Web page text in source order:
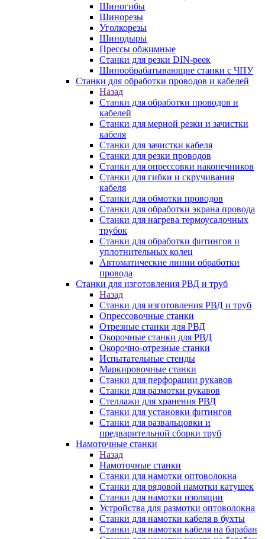
Шиногибы
Шинорезы
Уголкорезы
Шинодыры
Прессы обжимные
Станки для резки DIN-реек
Шинообрабатывающие станки с ЧПУ
Станки для обработки проводов и кабелей
Назад
Станки для обработки проводов и
кабелей
Станки для мерной резки и зачистки
кабеля
Станки для зачистки кабеля
Станки для резки проводов
Станки для опрессовки наконечников
Станки для гибки и скручивания
кабеля
Станки для обмотки проводов
Станки для обработки экрана провода
Станки для нагрева термоусадочных
трубок
Станки для обработки фитингов и
уплотнительных колец
Автоматические линии обработки
провода
Станки для изготовления РВД и труб
Назад
Станки для изготовления РВД и труб
Опрессовочные станки
Отрезные станки для РВД
Окорочные станки для РВД
Окорочно-отрезные станки
Испытательные стенды
Маркировочные станки
Станки для перфорации рукавов
Станки для размотки рукавов
Стеллажи для хранения РВД
Станки для установки фитингов
Станки для развальцовки и
предварительной сборки труб
Намоточные станки
Назад
Намоточные станки
Станки для намотки оптоволокна
Станки для рядовой намотки катушек
Станки для намотки изоляции
Устройства для размотки оптоволокна
Станки для намотки кабеля в бухты
Станки для намотки кабеля на барабан